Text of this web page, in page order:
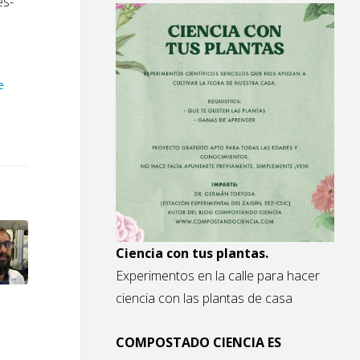
Ciencia con tus plantas.
Experimentos en la calle para hacer
ciencia con las plantas de casa
COMPOSTADO CIENCIA ES